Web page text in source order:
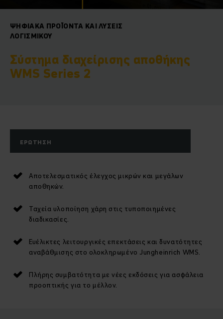
ΨΗΦΙΑΚΆ ΠΡΟΪΌΝΤΑ ΚΑΙ ΛΎΣΕΙΣ
ΛΟΓΙΣΜΙΚΟΎ
Σύστημα διαχείρισης αποθήκης
WMS Series 2
ΕΡΏΤΗΣΗ
Αποτελεσματικός έλεγχος μικρών και μεγάλων
αποθηκών.
Ταχεία υλοποίηση χάρη στις τυποποιημένες
διαδικασίες.
Ευέλικτες λειτουργικές επεκτάσεις και δυνατότητες
αναβάθμισης στο ολοκληρωμένο Jungheinrich WMS.
Πλήρης συμβατότητα με νέες εκδόσεις για ασφάλεια
προοπτικής για το μέλλον.